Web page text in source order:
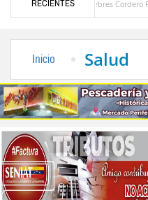
RECIENTES
María Eugenia Febres Cordero R.
Inicio Salud